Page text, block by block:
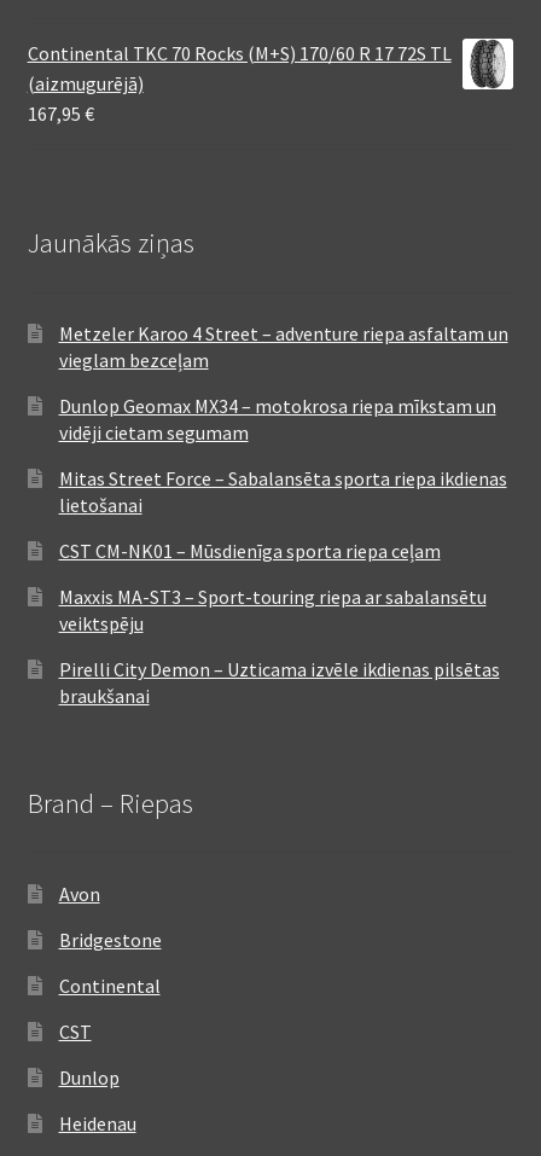
Continental TKC 70 Rocks (M+S) 170/60 R 17 72S TL
(aizmugurējā)
167,95 €
Jaunākās ziņas
Metzeler Karoo 4 Street – adventure riepa asfaltam un
vieglam bezceļam
Dunlop Geomax MX34 – motokrosa riepa mīkstam un
vidēji cietam segumam
Mitas Street Force – Sabalansēta sporta riepa ikdienas
lietošanai
CST CM-NK01 – Mūsdienīga sporta riepa ceļam
Maxxis MA-ST3 – Sport-touring riepa ar sabalansētu
veiktspēju
Pirelli City Demon – Uzticama izvēle ikdienas pilsētas
braukšanai
Brand – Riepas
Avon
Bridgestone
Continental
CST
Dunlop
Heidenau